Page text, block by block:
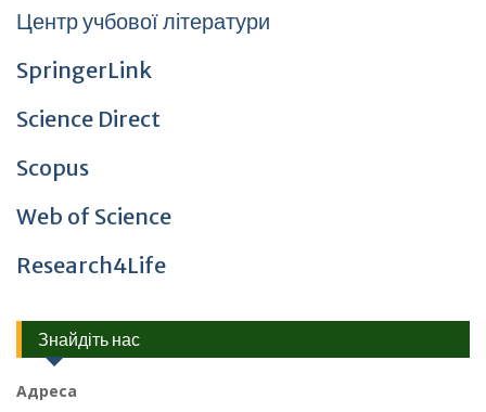
Центр учбової літератури
SpringerLink
Science Direct
Scopus
Web of Science
Research4Life
Знайдіть нас
Адреса